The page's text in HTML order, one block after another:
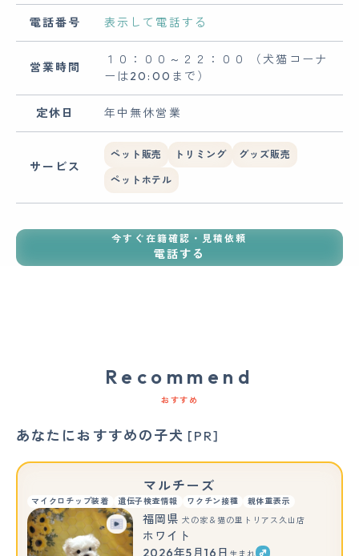
電話番号 表示して電話する
営業時間
１０：００～２２：００ （犬猫コーナ
ーは20:00まで）
定休日 年中無休営業
サービス
ペット販売 トリミング グッズ販売
ペットホテル
今すぐ在籍確認・見積依頼
電話する
Recommend
おすすめ
あなたにおすすめの子犬 [PR]
マルチーズ
マイクロチップ装着 遺伝子検査情報 ワクチン接種 親体重表示
福岡県 犬の家＆猫の里トリアス久山店
ホワイト
2026年5月16日 生まれ